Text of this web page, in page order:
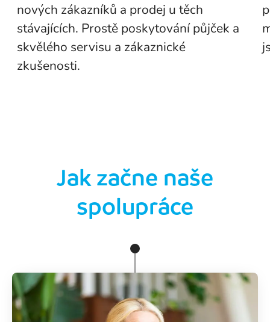
nových zákazníků a prodej u těch
stávajících. Prostě poskytování půjček a
skvělého servisu a zákaznické
zkušenosti.
Jak začne naše
spolupráce